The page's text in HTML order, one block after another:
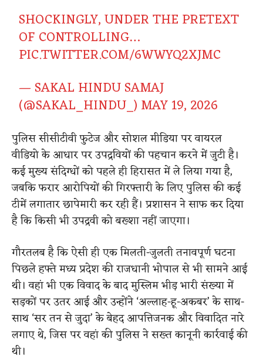
SHOCKINGLY, UNDER THE PRETEXT
OF CONTROLLING…
PIC.TWITTER.COM/6WWYQ2XJMC
— SAKAL HINDU SAMAJ
(@SAKAL_HINDU_) MAY 19, 2026
पुलिस सीसीटीवी फुटेज और सोशल मीडिया पर वायरल
वीडियो के आधार पर उपद्रवियों की पहचान करने में जुटी है।
कई मुख्य संदिग्धों को पहले ही हिरासत में ले लिया गया है,
जबकि फरार आरोपियों की गिरफ्तारी के लिए पुलिस की कई
टीमें लगातार छापेमारी कर रही हैं। प्रशासन ने साफ कर दिया
है कि किसी भी उपद्रवी को बख्शा नहीं जाएगा।
गौरतलब है कि ऐसी ही एक मिलती-जुलती तनावपूर्ण घटना
पिछले हफ्ते मध्य प्रदेश की राजधानी भोपाल से भी सामने आई
थी। वहां भी एक विवाद के बाद मुस्लिम भीड़ भारी संख्या में
सड़कों पर उतर आई और उन्होंने ‘अल्लाह-हू-अकबर’ के साथ-
साथ ‘सर तन से जुदा’ के बेहद आपत्तिजनक और विवादित नारे
लगाए थे, जिस पर वहां की पुलिस ने सख्त कानूनी कार्रवाई की
थी।